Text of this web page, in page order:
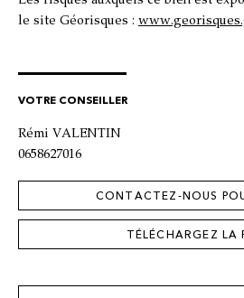
le site Géorisques :
VOTRE CONSEILLER
Rémi VALENTIN
0658627016
CONTACTEZ-NOUS
TÉLÉCHARGEZ LA